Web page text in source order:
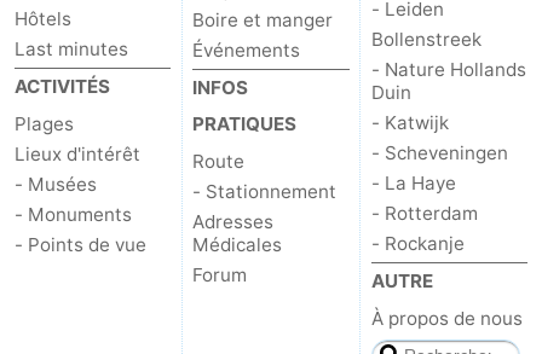
Hôtels
Last minutes
ACTIVITÉS
Plages
Lieux d'intérêt
- Musées
- Monuments
- Points de vue
Boire et manger
Événements
INFOS
PRATIQUES
Route
- Stationnement
Adresses
Médicales
Forum
- Leiden
Bollenstreek
- Nature Hollands
Duin
- Katwijk
- Scheveningen
- La Haye
- Rotterdam
- Rockanje
AUTRE
À propos de nous